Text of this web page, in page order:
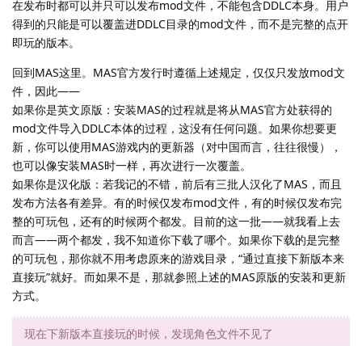
在发布时都可以并只可以发布mod文件，不能包含DDLC本身。用户
得到的只能是可以覆盖进DDLC目录的mod文件，而不是完整的点开
即玩的版本。
回到MAS这里。MAS官方发行时遵循上述规定，仅仅只发放mod文
件，因此——
如果你是英文原版：安装MAS的过程就是将从MAS官方处获得的
mod文件导入DDLC本体的过程，这没有任何问题。如果你想要更
新，你可以使用MAS游戏内的更新器（对中国而言，往往很慢），
也可以像安装MAS时一样，再次进行一次覆盖。
如果你是汉化版：若我记的不错，前后有三批人汉化了MAS，而且
发布方法各有差异。有的时候仅发布mod文件，有的时候仅发布完
整的可玩包，还有的时候两个都发。目前的这一批——就我看上去
而言——两个都发，我不知道你下载了哪个。如果你下载的是完整
的可玩包，那你就不用考虑原来的游戏目录，“通过直接下新版本来
直接玩”就好。而如果不是，那就参照上述的MAS原版的安装和更新
方式。
现在下新版本直接玩的时候，发现角色文件不见了